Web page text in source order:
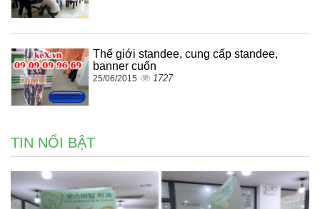
Thế giới standee, cung cấp standee,
banner cuốn
25/06/2015 1727
TIN NỔI BẬT